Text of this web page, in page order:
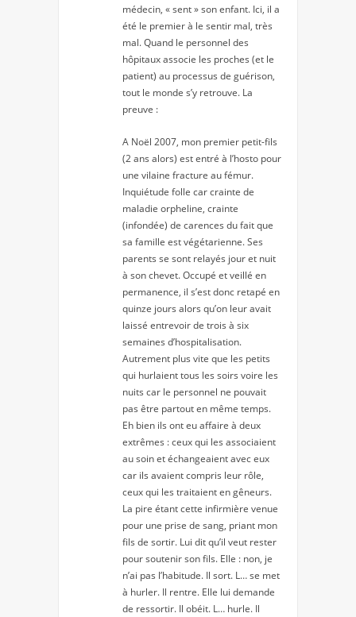
médecin, « sent » son enfant. Ici, il a
été le premier à le sentir mal, très
mal. Quand le personnel des
hôpitaux associe les proches (et le
patient) au processus de guérison,
tout le monde s’y retrouve. La
preuve :
A Noël 2007, mon premier petit-fils
(2 ans alors) est entré à l’hosto pour
une vilaine fracture au fémur.
Inquiétude folle car crainte de
maladie orpheline, crainte
(infondée) de carences du fait que
sa famille est végétarienne. Ses
parents se sont relayés jour et nuit
à son chevet. Occupé et veillé en
permanence, il s’est donc retapé en
quinze jours alors qu’on leur avait
laissé entrevoir de trois à six
semaines d’hospitalisation.
Autrement plus vite que les petits
qui hurlaient tous les soirs voire les
nuits car le personnel ne pouvait
pas être partout en même temps.
Eh bien ils ont eu affaire à deux
extrêmes : ceux qui les associaient
au soin et échangeaient avec eux
car ils avaient compris leur rôle,
ceux qui les traitaient en gêneurs.
La pire étant cette infirmière venue
pour une prise de sang, priant mon
fils de sortir. Lui dit qu’il veut rester
pour soutenir son fils. Elle : non, je
n’ai pas l’habitude. Il sort. L… se met
à hurler. Il rentre. Elle lui demande
de ressortir. Il obéit. L… hurle. Il